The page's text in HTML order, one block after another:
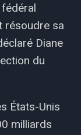
résoudre sa
Diane
du
États-Unis
milliards